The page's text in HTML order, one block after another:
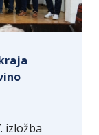
izložba